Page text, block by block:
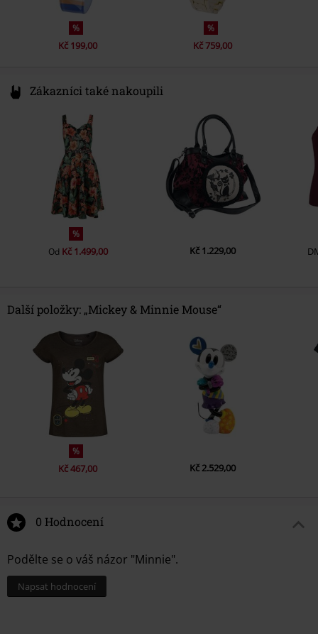
%
Kč 199,00
%
Kč 759,00
Zákazníci také nakoupili
%
Od Kč 1.499,00 Kč 1.229,00
Další položky: „Mickey & Minnie Mouse“
%
Kč 467,00 Kč 2.529,00
0 Hodnocení
Podělte se o váš názor "Minnie".
Napsat hodnocení